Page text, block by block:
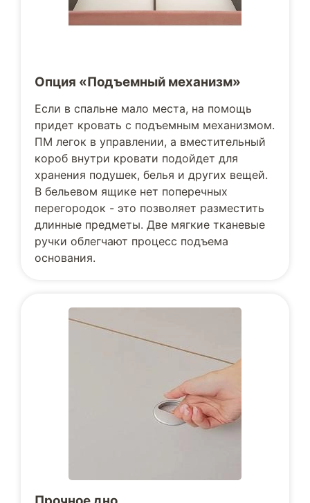
Опция «Подъемный механизм»
Если в спальне мало места, на помощь
придет кровать с подъемным механизмом.
ПМ легок в управлении, а вместительный
короб внутри кровати подойдет для
хранения подушек, белья и других вещей.
В бельевом ящике нет поперечных
перегородок - это позволяет разместить
длинные предметы. Две мягкие тканевые
ручки облегчают процесс подъема
основания.